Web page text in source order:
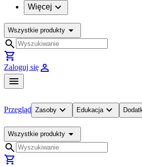
Więcej expand_more
Wszystkie produkty arrow_drop_down
search
shopping_cart
Zaloguj się person
menu
Przegląd Zasoby expand_more Edukacjaexpand_more
Wszystkie produkty arrow_drop_down
search
shopping_cart